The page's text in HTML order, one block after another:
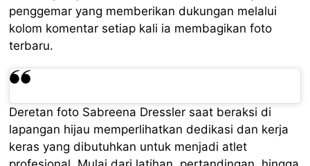
penggemar yang memberikan dukungan melalui
kolom komentar setiap kali ia membagikan foto
terbaru.
Deretan foto Sabreena Dressler saat beraksi di
lapangan hijau memperlihatkan dedikasi dan kerja
keras yang dibutuhkan untuk menjadi atlet